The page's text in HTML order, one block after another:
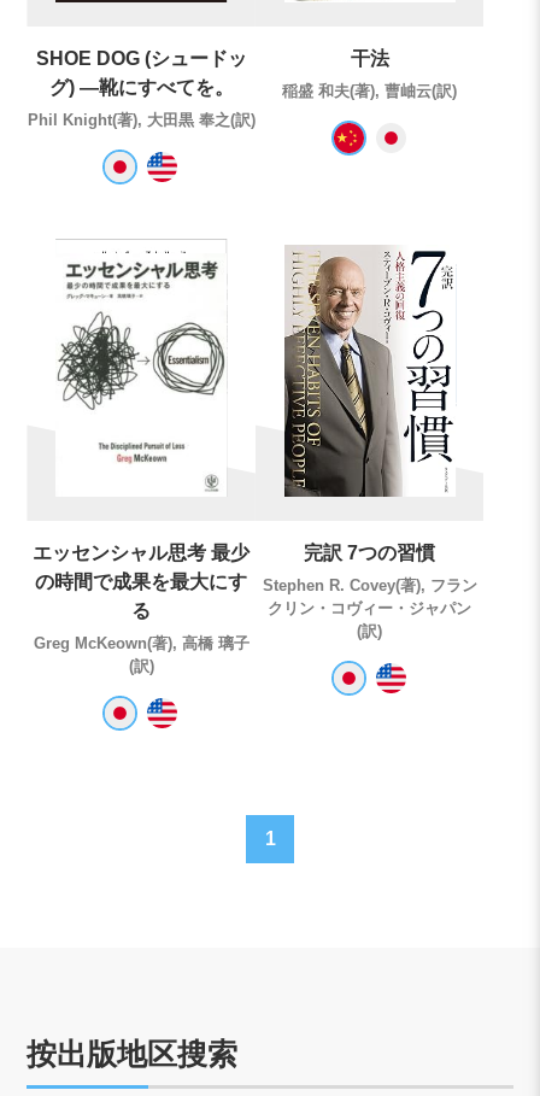
SHOE DOG (シュードッ
グ) ―靴にすべてを。
Phil Knight(著), 大田黒 奉之(訳)
干法
稲盛 和夫(著), 曹岫云(訳)
エッセンシャル思考 最少
の時間で成果を最大にす
る
Greg McKeown(著), 高橋 璃子
(訳)
完訳 7つの習慣
Stephen R. Covey(著), フラン
クリン・コヴィー・ジャパン
(訳)
1
按出版地区搜索